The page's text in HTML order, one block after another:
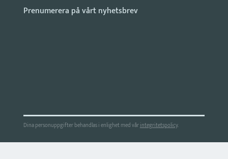
Dina personuppgifter behandlas i enlighet med vårintegritetspolicy.